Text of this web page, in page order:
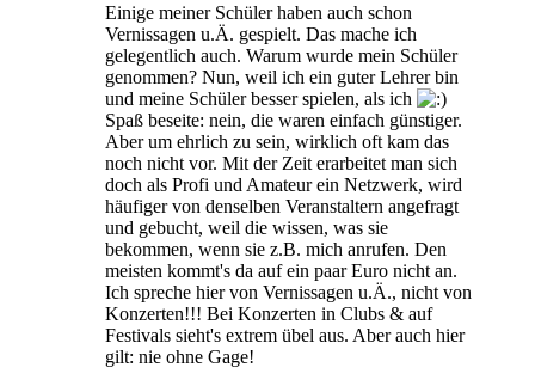
Einige meiner Schüler haben auch schon
Vernissagen u.Ä. gespielt. Das mache ich
gelegentlich auch. Warum wurde mein Schüler
genommen? Nun, weil ich ein guter Lehrer bin
und meine Schüler besser spielen, als ich
Spaß beseite: nein, die waren einfach günstiger.
Aber um ehrlich zu sein, wirklich oft kam das
noch nicht vor. Mit der Zeit erarbeitet man sich
doch als Profi und Amateur ein Netzwerk, wird
häufiger von denselben Veranstaltern angefragt
und gebucht, weil die wissen, was sie
bekommen, wenn sie z.B. mich anrufen. Den
meisten kommt's da auf ein paar Euro nicht an.
Ich spreche hier von Vernissagen u.Ä., nicht von
Konzerten!!! Bei Konzerten in Clubs & auf
Festivals sieht's extrem übel aus. Aber auch hier
gilt: nie ohne Gage!